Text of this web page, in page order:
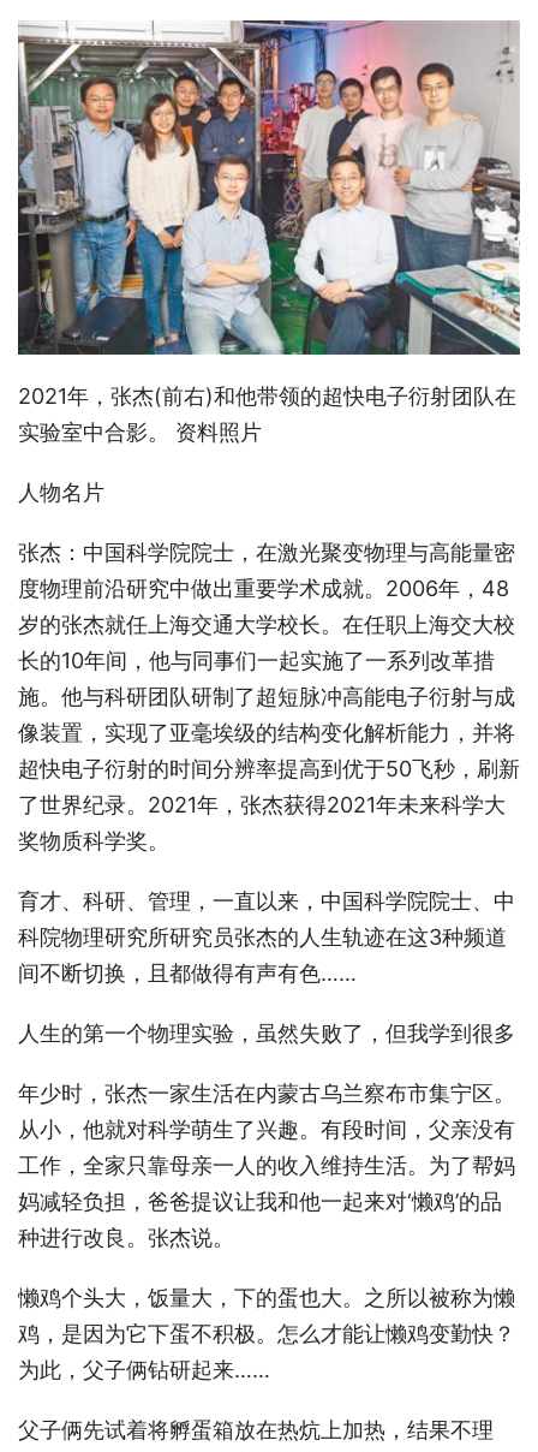
2021年，张杰(前右)和他带领的超快电子衍射团队在
实验室中合影。 资料照片
人物名片
张杰：中国科学院院士，在激光聚变物理与高能量密
度物理前沿研究中做出重要学术成就。2006年，48
岁的张杰就任上海交通大学校长。在任职上海交大校
长的10年间，他与同事们一起实施了一系列改革措
施。他与科研团队研制了超短脉冲高能电子衍射与成
像装置，实现了亚毫埃级的结构变化解析能力，并将
超快电子衍射的时间分辨率提高到优于50飞秒，刷新
了世界纪录。2021年，张杰获得2021年未来科学大
奖物质科学奖。
育才、科研、管理，一直以来，中国科学院院士、中
科院物理研究所研究员张杰的人生轨迹在这3种频道
间不断切换，且都做得有声有色……
人生的第一个物理实验，虽然失败了，但我学到很多
年少时，张杰一家生活在内蒙古乌兰察布市集宁区。
从小，他就对科学萌生了兴趣。有段时间，父亲没有
工作，全家只靠母亲一人的收入维持生活。为了帮妈
妈减轻负担，爸爸提议让我和他一起来对‘懒鸡’的品
种进行改良。张杰说。
懒鸡个头大，饭量大，下的蛋也大。之所以被称为懒
鸡，是因为它下蛋不积极。怎么才能让懒鸡变勤快？
为此，父子俩钻研起来……
父子俩先试着将孵蛋箱放在热炕上加热，结果不理